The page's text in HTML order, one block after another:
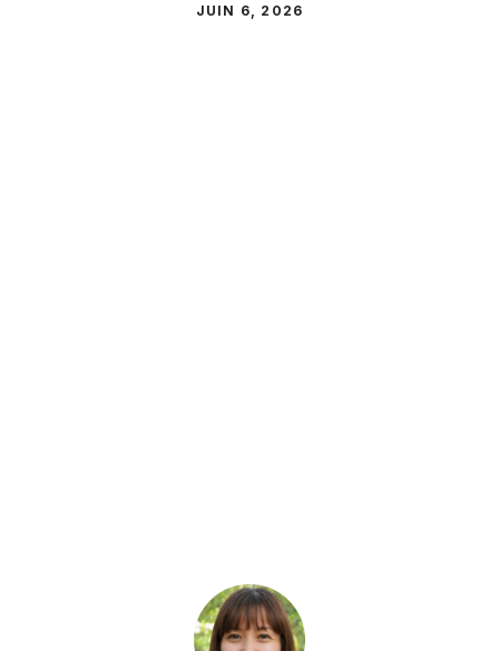
JUIN 6, 2026